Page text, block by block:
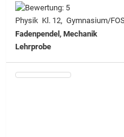
Physik Kl. 12, Gymnasium/
Fadenpendel, Mechanik
Lehrprobe